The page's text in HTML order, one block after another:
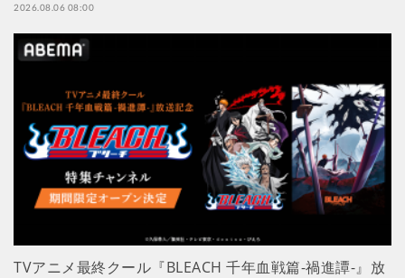
2026.08.06 08:00
TVアニメ最終クール『BLEACH 千年血戦篇-禍進譚-』放